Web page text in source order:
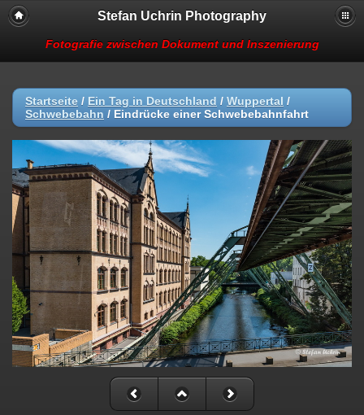
Stefan Uchrin Photography
Fotografie zwischen Dokument und Inszenierung
Startseite / Ein Tag in Deutschland / Wuppertal /
Schwebebahn / Eindrücke einer Schwebebahnfahrt